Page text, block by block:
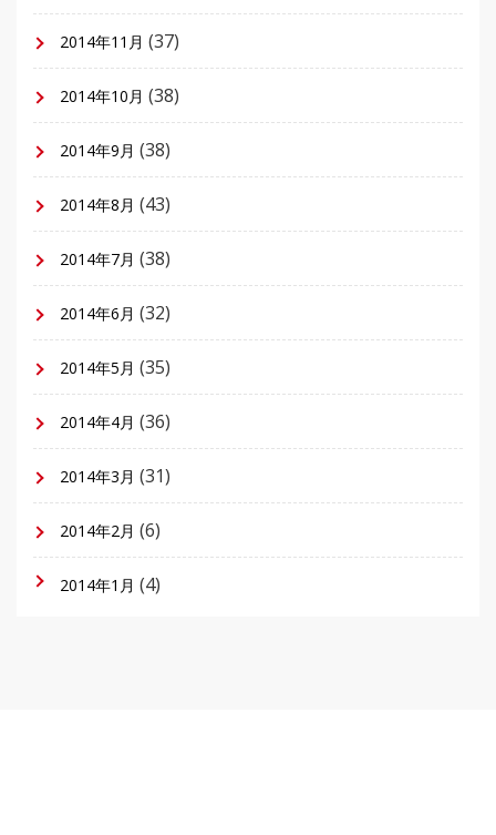
2014年11月 (37)
2014年10月 (38)
2014年9月 (38)
2014年8月 (43)
2014年7月 (38)
2014年6月 (32)
2014年5月 (35)
2014年4月 (36)
2014年3月 (31)
2014年2月 (6)
2014年1月 (4)